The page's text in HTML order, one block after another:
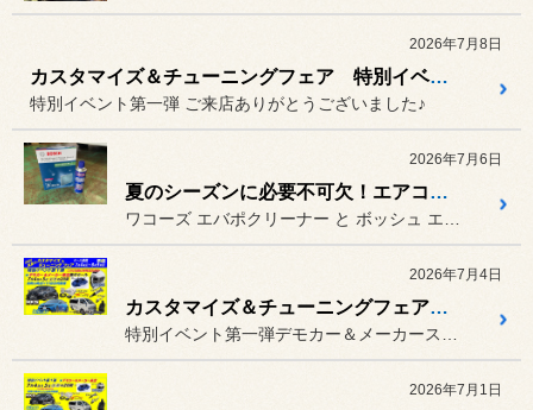
2026年7月8日
カスタマイズ＆チューニングフェア 特別イベント第一弾
特別イベント第一弾 ご来店ありがとうございました♪
2026年7月6日
夏のシーズンに必要不可欠！エアコンクリーニング
2026年7月4日
カスタマイズ＆チューニングフェア第一弾長岡川崎店にて集中開催
2026年7月1日